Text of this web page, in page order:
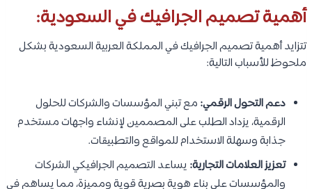
أهمية تصميم الجرافيك في السعودية:
تتزايد أهمية تصميم الجرافيك في المملكة العربية السعودية بشكل
ملحوظ للأسباب التالية:
دعم التحول الرقمي: مع تبني المؤسسات والشركات للحلول
الرقمية، يزداد الطلب على المصممين لإنشاء واجهات مستخدم
جذابة وسهلة الاستخدام للمواقع والتطبيقات.
تعزيز العلامات التجارية: يساعد التصميم الجرافيكي الشركات
والمؤسسات على بناء هوية بصرية قوية ومميزة، مما يساهم في